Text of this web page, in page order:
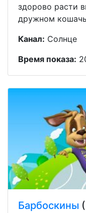
здорово расти
дружном
Канал: Солнце
Время показа:
Барбоскины